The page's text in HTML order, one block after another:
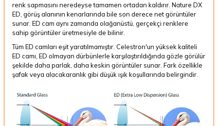
renk sapmasını neredeyse tamamen ortadan kaldırır. Nature DX
ED, görüş alanının kenarlarında bile son derece net görüntüler
sunar. ED cam aynı zamanda olağanüstü, gerçekçi renklere
sahip görüntüler üretmesiyle de bilinir.
Tüm ED camları eşit yaratılmamıştır. Celestron'un yüksek kaliteli
ED camı, ED olmayan dürbünlerle karşılaştırıldığında gözle görülür
şekilde daha parlak, daha keskin görüntüler sunar. Fark özellikle
şafak veya alacakaranlık gibi düşük ışık koşullarında belirgindir.